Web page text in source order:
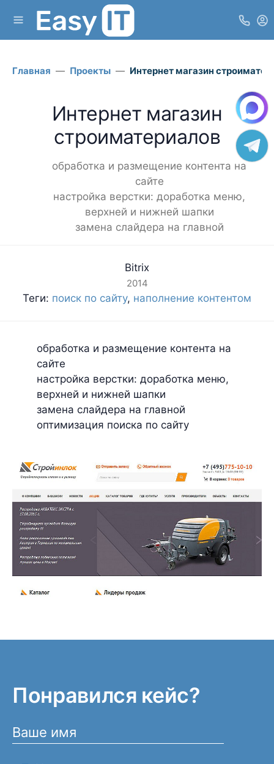
Главная Проекты Интернет магазин
Интернет магазин
строиматериалов
обработка и размещение контента на
сайте
настройка верстки: доработка меню,
верхней и нижней шапки
замена слайдера на главной
Bitrix
2014
Теги: поиск по сайту, наполнение контентом
обработка и размещение контента на
сайте
настройка верстки: доработка меню,
верхней и нижней шапки
замена слайдера на главной
оптимизация поиска по сайту
Понравился кейс?